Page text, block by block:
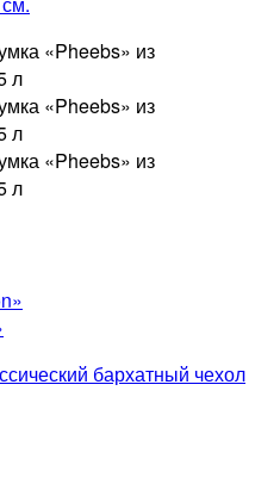
бархатный чехол